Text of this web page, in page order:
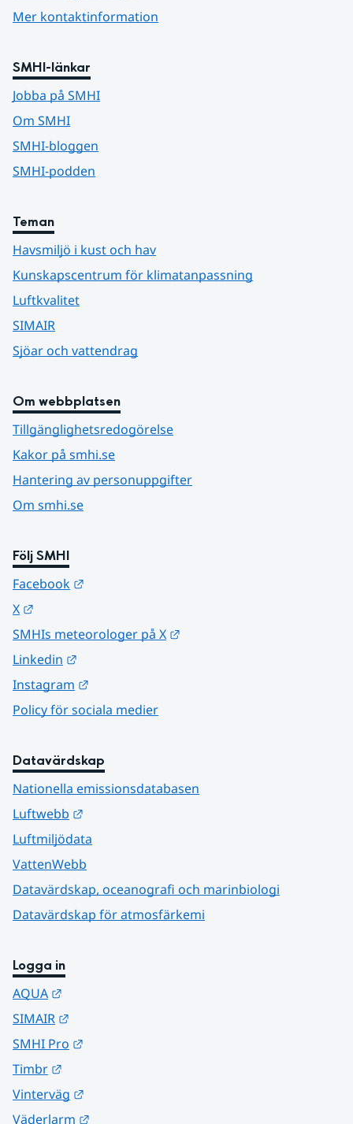
Mer kontaktinformation
SMHI-länkar
Jobba på SMHI
Om SMHI
SMHI-bloggen
SMHI-podden
Teman
Havsmiljö i kust och hav
Kunskapscentrum för klimatanpassning
Luftkvalitet
SIMAIR
Sjöar och vattendrag
Om webbplatsen
Tillgänglighetsredogörelse
Kakor på smhi.se
Hantering av personuppgifter
Om smhi.se
Följ SMHI
Facebook
X
SMHIs meteorologer på X
Linkedin
Instagram
Policy för sociala medier
Datavärdskap
Nationella emissionsdatabasen
Luftwebb
Luftmiljödata
VattenWebb
Datavärdskap, oceanografi och marinbiologi
Datavärdskap för atmosfärkemi
Logga in
AQUA
SIMAIR
SMHI Pro
Timbr
Vinterväg
Väderlarm